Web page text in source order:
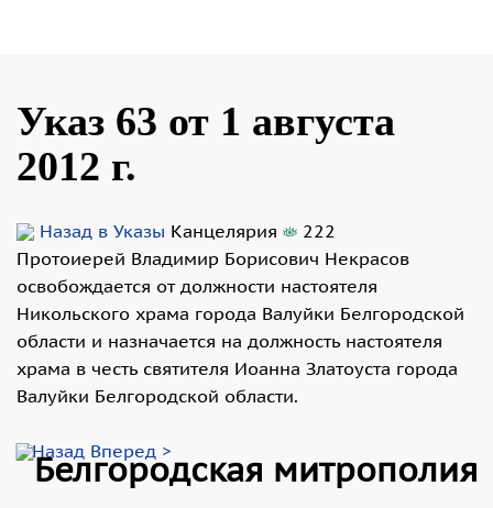
Указ 63 от 1 августа
2012 г.
Назад в Указы Канцелярия
222
Протоиерей Владимир Борисович Некрасов
освобождается от должности настоятеля
Никольского храма города Валуйки Белгородской
области и назначается на должность настоятеля
храма в честь святителя Иоанна Златоуста города
Валуйки Белгородской области.
< Назад Вперед >